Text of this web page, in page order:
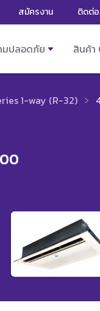
สมัครงาน ติดต่อ
มปลอดภัย สินค้า
1-way (R-32)